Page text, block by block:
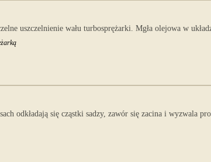
uszczelnienie wału turbosprężarki. Mgła olejowa w
odkładają się cząstki sadzy, zawór się zacina i wyzwala